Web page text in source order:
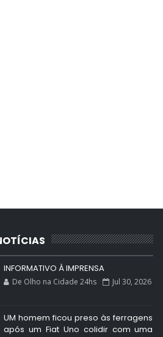
INFORMATIVO À IMPRENSA
De Olho na Cidade 24hs Jul 30, 2026
UM homem ficou preso às ferragens
após um Fiat Uno colidir com uma